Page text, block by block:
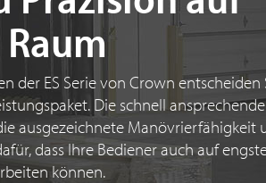
der ES Serievon Crown entscheiden
Die schnell ansprechende
ausgezeichnete Manövrierfähigkeit
dass Ihre Bediener auch auf
können.